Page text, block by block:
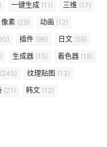
一键生成 (11) 三维 (17)
像素 (29) 动画 (12)
插件 (96) 日文 (59)
生成器 (15) 着色器 (18)
(245) 纹理贴图 (13)
(21) 韩文 (12)